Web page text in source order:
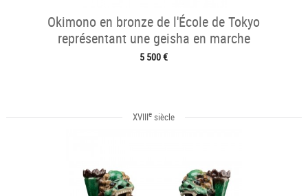
Okimono en bronze de l'École de Tokyo
représentant une geisha en marche
5 500 €
XVIIIe siècle